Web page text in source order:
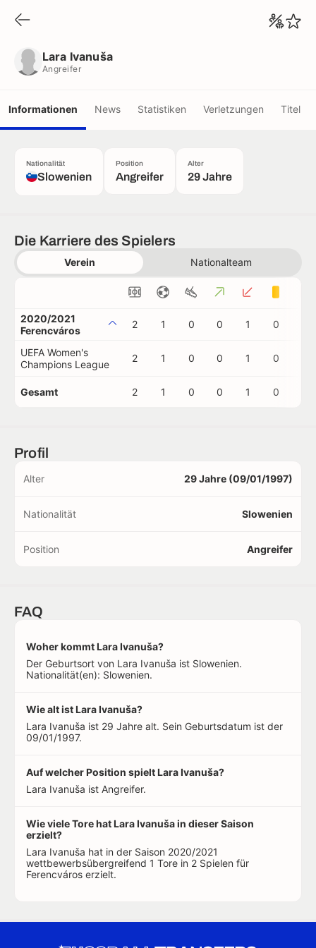
Lara Ivanuša
Angreifer
Informationen News Statistiken Verletzungen Titel
Nationalität
Slowenien
Position
Angreifer
Alter
29 Jahre
Die Karriere des Spielers
Verein Nationalteam
2020/2021
Ferencváros
2 1 0 0 1 0
UEFA Women's
Champions League
2 1 0 0 1 0
Gesamt 2 1 0 0 1 0
Profil
Alter 29 Jahre (09/01/1997)
Nationalität Slowenien
Position Angreifer
FAQ
Woher kommt Lara Ivanuša?
Der Geburtsort von Lara Ivanuša ist Slowenien.
Nationalität(en): Slowenien.
Wie alt ist Lara Ivanuša?
Lara Ivanuša ist 29 Jahre alt. Sein Geburtsdatum ist der
09/01/1997.
Auf welcher Position spielt Lara Ivanuša?
Lara Ivanuša ist Angreifer.
Wie viele Tore hat Lara Ivanuša in dieser Saison
erzielt?
Lara Ivanuša hat in der Saison 2020/2021
wettbewerbsübergreifend 1 Tore in 2 Spielen für
Ferencváros erzielt.